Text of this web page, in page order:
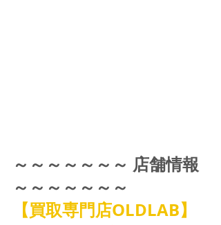
～～～～～～～ 店舗情報
～～～～～～～
【買取専門店OLDLAB】